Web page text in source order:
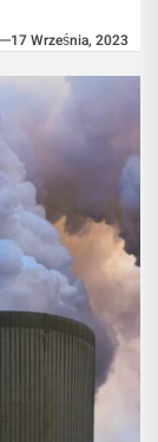
naszym
17 Września, 2023